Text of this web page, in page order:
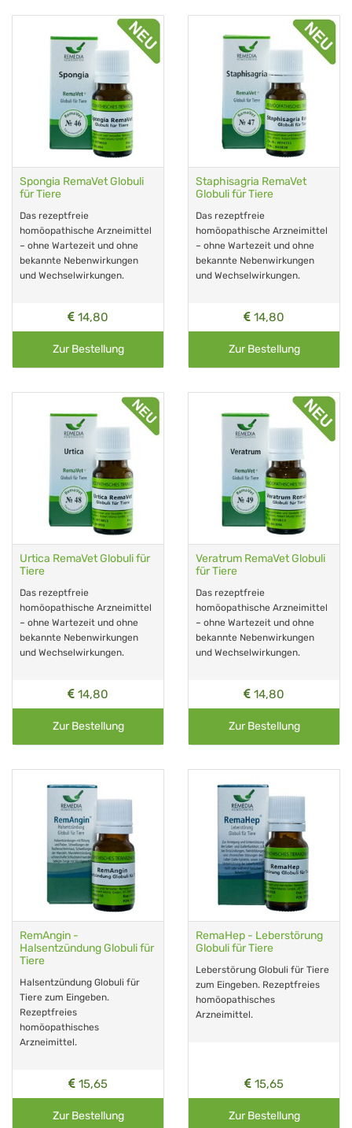
Spongia RemaVet Globuli
für Tiere
Das rezeptfreie
homöopathische Arzneimittel
– ohne Wartezeit und ohne
bekannte Nebenwirkungen
und Wechselwirkungen.
14,80
Zur Bestellung
Staphisagria RemaVet
Globuli für Tiere
Das rezeptfreie
homöopathische Arzneimittel
– ohne Wartezeit und ohne
bekannte Nebenwirkungen
und Wechselwirkungen.
14,80
Zur Bestellung
Urtica RemaVet Globuli für
Tiere
Das rezeptfreie
homöopathische Arzneimittel
– ohne Wartezeit und ohne
bekannte Nebenwirkungen
und Wechselwirkungen.
14,80
Zur Bestellung
Veratrum RemaVet Globuli
für Tiere
Das rezeptfreie
homöopathische Arzneimittel
– ohne Wartezeit und ohne
bekannte Nebenwirkungen
und Wechselwirkungen.
14,80
Zur Bestellung
RemAngin -
Halsentzündung Globuli für
Tiere
Halsentzündung Globuli für
Tiere zum Eingeben.
Rezeptfreies
homöopathisches
Arzneimittel.
15,65
Zur Bestellung
RemaHep - Leberstörung
Globuli für Tiere
Leberstörung Globuli für Tiere
zum Eingeben. Rezeptfreies
homöopathisches
Arzneimittel.
15,65
Zur Bestellung